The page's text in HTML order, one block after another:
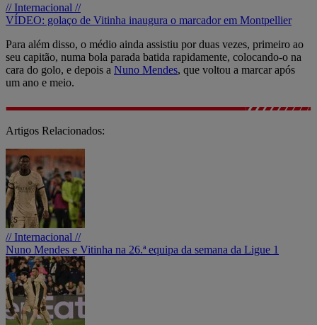
// Internacional //
VÍDEO: golaço de Vitinha inaugura o marcador em Montpellier
Para além disso, o médio ainda assistiu por duas vezes, primeiro ao
seu capitão, numa bola parada batida rapidamente, colocando-o na
cara do golo, e depois a Nuno Mendes, que voltou a marcar após
um ano e meio.
Artigos Relacionados:
// Internacional //
Nuno Mendes e Vitinha na 26.ª equipa da semana da Ligue 1